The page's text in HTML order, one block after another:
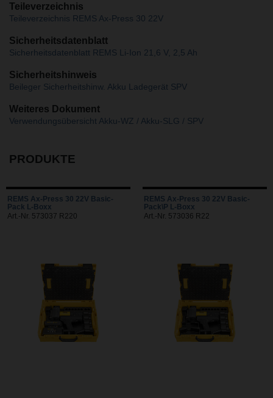
Teileverzeichnis
Teileverzeichnis REMS Ax-Press 30 22V
Sicherheitsdatenblatt
Sicherheitsdatenblatt REMS Li-Ion 21,6 V, 2,5 Ah
Sicherheitshinweis
Beileger Sicherheitshinw. Akku Ladegerät SPV
Weiteres Dokument
Verwendungsübersicht Akku-WZ / Akku-SLG / SPV
PRODUKTE
REMS Ax-Press 30 22V Basic-
Pack L-Boxx
Art.-Nr. 573037 R220
REMS Ax-Press 30 22V Basic-
Pack\P L-Boxx
Art.-Nr. 573036 R22